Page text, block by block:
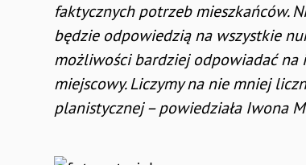
faktycznych potrzeb mieszkańców.
będzie odpowiedzią na wszystkie
możliwości bardziej odpowiadać
miejscowy. Liczymy na nie mniej
planistycznej – powiedziała Iwona